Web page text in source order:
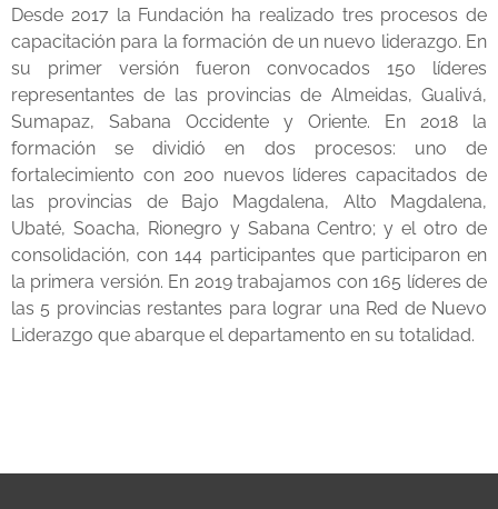
Desde 2017 la Fundación ha realizado tres procesos de
capacitación para la formación de un nuevo liderazgo. En
su primer versión fueron convocados 150 líderes
representantes de las provincias de Almeidas, Gualivá,
Sumapaz, Sabana Occidente y Oriente. En 2018 la
formación se dividió en dos procesos: uno de
fortalecimiento con 200 nuevos líderes capacitados de
las provincias de Bajo Magdalena, Alto Magdalena,
Ubaté, Soacha, Rionegro y Sabana Centro; y el otro de
consolidación, con 144 participantes que participaron en
la primera versión. En 2019 trabajamos con 165 líderes de
las 5 provincias restantes para lograr una Red de Nuevo
Liderazgo que abarque el departamento en su totalidad.